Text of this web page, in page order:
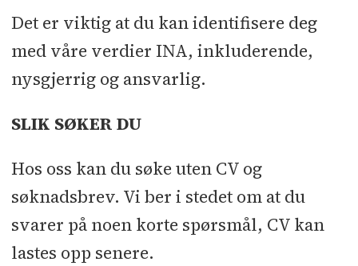
Det er viktig at du kan identifisere deg
med våre verdier INA, inkluderende,
nysgjerrig og ansvarlig.
SLIK SØKER DU
Hos oss kan du søke uten CV og
søknadsbrev. Vi ber i stedet om at du
svarer på noen korte spørsmål, CV kan
lastes opp senere.